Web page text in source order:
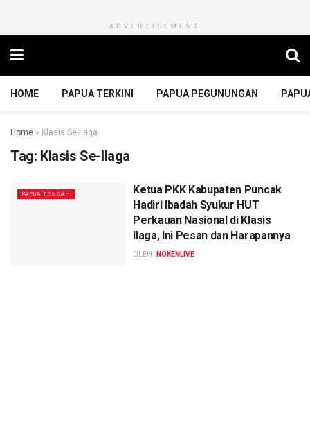
ADVERTISEMENT
HOME PAPUA TERKINI PAPUA PEGUNUNGAN
Home » Klasis Se-Ilaga
Tag: Klasis Se-Ilaga
PAPUA TENGAH
Ketua PKK Kabupaten Puncak
Hadiri Ibadah Syukur HUT
Perkauan Nasional di Klasis
Ilaga, Ini Pesan dan Harapannya
OLEH : NOKENLIVE